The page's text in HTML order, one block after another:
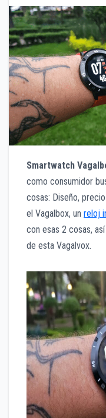
Smartwatch
como consumidor
cosas: Diseño,
el Vagalbox, un reloj
con esas 2 cosas,
de esta Vagalvox.